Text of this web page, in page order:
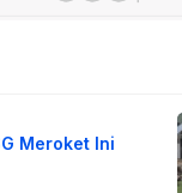
Meroket Ini